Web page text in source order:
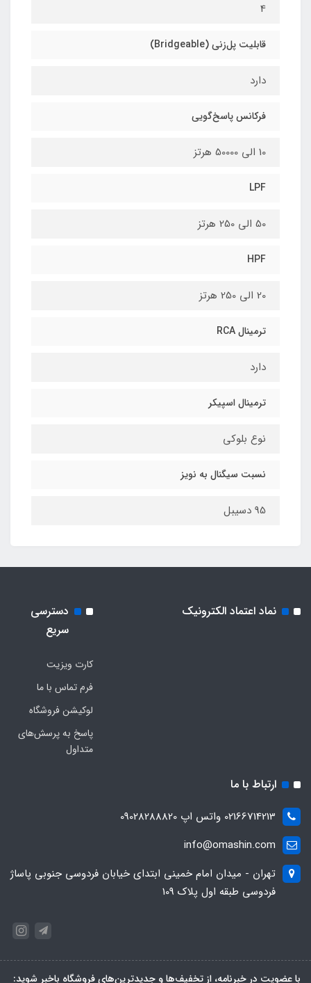
4
قابلیت پل‌زنی (Bridgeable)
دارد
فرکانس پاسخ‌گویی
10 الی 50000 هرتز
LPF
50 الی 250 هرتز
HPF
20 الی 250 هرتز
ترمینال RCA
دارد
ترمینال اسپیکر
نوع بلوکی
نسبت سیگنال به نویز
95 دسیبل
نماد اعتماد الکترونیک
دسترسی
سریع
کارت ویزیت
فرم تماس با ما
لوکیشن فروشگاه
پاسخ به پرسش‌های
متداول
ارتباط با ما
02166714213 واتس اپ 09028288820
info@omashin.com
تهران - میدان امام خمینی ابتدای خیابان فردوسی جنوبی پاساژ
فردوسی طبقه اول پلاک 109
با عضویت در خبرنامه، از تخفیف‌ها و جدیدترین‌های فروشگاه باخبر شوید: